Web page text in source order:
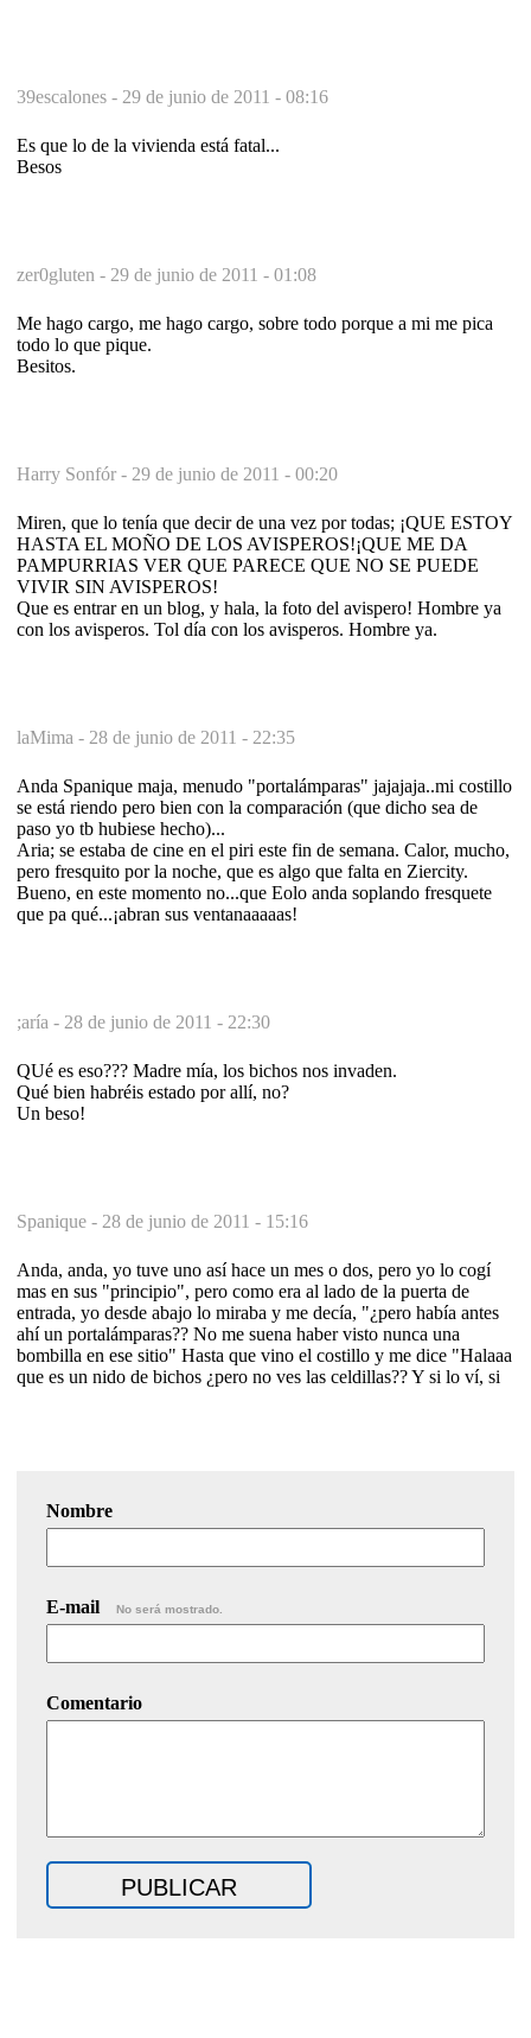
39escalones - 29 de junio de 2011 - 08:16
Es que lo de la vivienda está fatal...
Besos
zer0gluten - 29 de junio de 2011 - 01:08
Me hago cargo, me hago cargo, sobre todo porque a mi me pica
todo lo que pique.
Besitos.
Harry Sonfór - 29 de junio de 2011 - 00:20
Miren, que lo tenía que decir de una vez por todas; ¡QUE ESTOY
HASTA EL MOÑO DE LOS AVISPEROS!¡QUE ME DA
PAMPURRIAS VER QUE PARECE QUE NO SE PUEDE
VIVIR SIN AVISPEROS!
Que es entrar en un blog, y hala, la foto del avispero! Hombre ya
con los avisperos. Tol día con los avisperos. Hombre ya.
laMima - 28 de junio de 2011 - 22:35
Anda Spanique maja, menudo "portalámparas" jajajaja..mi costillo
se está riendo pero bien con la comparación (que dicho sea de
paso yo tb hubiese hecho)...
Aria; se estaba de cine en el piri este fin de semana. Calor, mucho,
pero fresquito por la noche, que es algo que falta en Ziercity.
Bueno, en este momento no...que Eolo anda soplando fresquete
que pa qué...¡abran sus ventanaaaaas!
;aría - 28 de junio de 2011 - 22:30
QUé es eso??? Madre mía, los bichos nos invaden.
Qué bien habréis estado por allí, no?
Un beso!
Spanique - 28 de junio de 2011 - 15:16
Anda, anda, yo tuve uno así hace un mes o dos, pero yo lo cogí
mas en sus "principio", pero como era al lado de la puerta de
entrada, yo desde abajo lo miraba y me decía, "¿pero había antes
ahí un portalámparas?? No me suena haber visto nunca una
bombilla en ese sitio" Hasta que vino el costillo y me dice "Halaaa
que es un nido de bichos ¿pero no ves las celdillas?? Y si lo ví, si
Nombre
E-mail No será mostrado.
Comentario